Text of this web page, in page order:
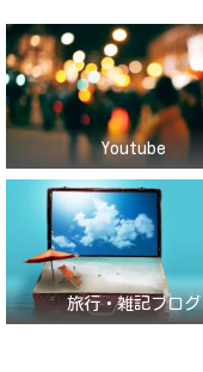
Youtube
旅行・雑記ブログ